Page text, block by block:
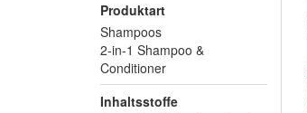
Produktart
Shampoos
2-in-1 Shampoo &
Conditioner
Inhaltsstoffe